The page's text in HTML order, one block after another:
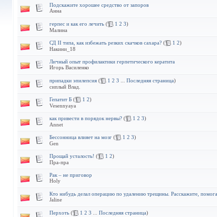
Подскажите хорошее средство от запоров
Анна
герпес и как его лечить ( 1 2 3)
Малина
СД II типа, как избежать резких скачков сахара? ( 1 2)
Накини_18
Личный опыт профилактики герпетического кератита
Игорь Василенко
припадки эпилепсия ( 1 2 3 Последняя страница)
сиплый Влад.
Гепатит Б ( 1 2)
Vesennyaya
как привести в порядок нервы? ( 1 2 3)
Annet
Бессонница влияет на мозг ( 1 2 3)
Gen
Прощай усталость! ( 1 2)
Пра-пра
Рак – не приговор
Holy
Кто нибудь делал операцию по удалению трещины. Расскажите,
Jaline
Перхоть ( 1 2 3 Последняя страница)